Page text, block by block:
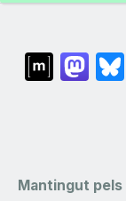
Mantingut pels